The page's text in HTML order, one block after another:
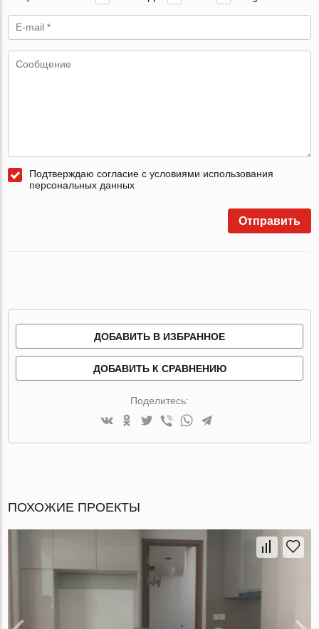
Подтверждаю согласие с условиями использования
персональных данных
Отправить
ДОБАВИТЬ В ИЗБРАННОЕ
ДОБАВИТЬ К СРАВНЕНИЮ
Поделитесь:
ПОХОЖИЕ ПРОЕКТЫ